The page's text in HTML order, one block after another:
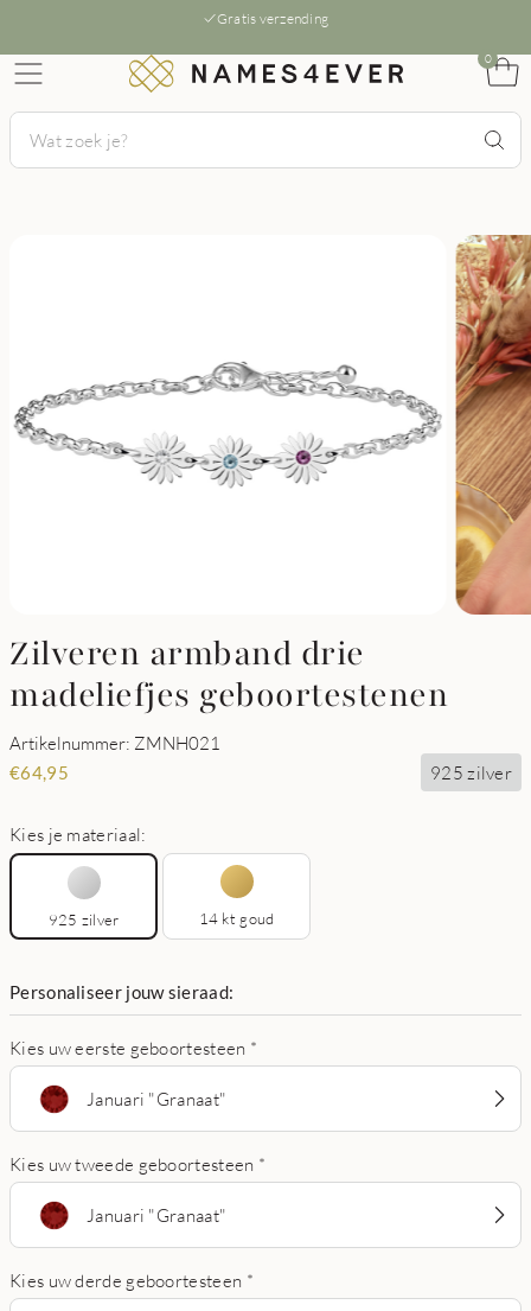
Gratis verzending
0
Zilveren armband drie
madeliefjes geboortestenen
Artikelnummer: ZMNH021
€64,95 925 zilver
Kies je materiaal:
925 zilver 14 kt goud
Personaliseer jouw sieraad:
Kies uw eerste geboortesteen *
Januari "Granaat"
Kies uw tweede geboortesteen *
Januari "Granaat"
Kies uw derde geboortesteen *